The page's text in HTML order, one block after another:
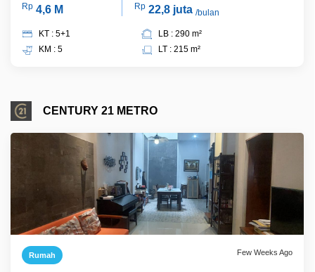
Rp 4,6 M
Rp 22,8 juta /bulan
KT : 5+1
KM : 5
LB : 290 m²
LT : 215 m²
CENTURY 21 METRO
Rumah Few Weeks Ago